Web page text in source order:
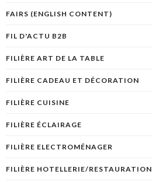
FAIRS (ENGLISH CONTENT)
FIL D'ACTU B2B
FILIÈRE ART DE LA TABLE
FILIÈRE CADEAU ET DÉCORATION
FILIÈRE CUISINE
FILIÈRE ÉCLAIRAGE
FILIÈRE ELECTROMÉNAGER
FILIÈRE HOTELLERIE/RESTAURATION